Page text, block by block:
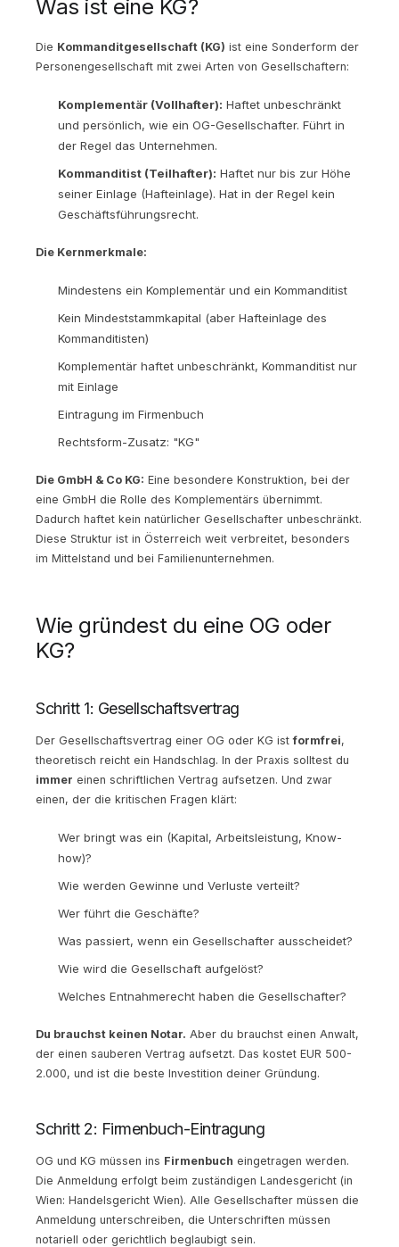
Was ist eine KG?
Die Kommanditgesellschaft (KG) ist eine Sonderform der
Personengesellschaft mit zwei Arten von Gesellschaftern:
Komplementär (Vollhafter): Haftet unbeschränkt
und persönlich, wie ein OG-Gesellschafter. Führt in
der Regel das Unternehmen.
Kommanditist (Teilhafter): Haftet nur bis zur Höhe
seiner Einlage (Hafteinlage). Hat in der Regel kein
Geschäftsführungsrecht.
Die Kernmerkmale:
Mindestens ein Komplementär und ein Kommanditist
Kein Mindeststammkapital (aber Hafteinlage des
Kommanditisten)
Komplementär haftet unbeschränkt, Kommanditist nur
mit Einlage
Eintragung im Firmenbuch
Rechtsform-Zusatz: "KG"
Die GmbH & Co KG: Eine besondere Konstruktion, bei der
eine GmbH die Rolle des Komplementärs übernimmt.
Dadurch haftet kein natürlicher Gesellschafter unbeschränkt.
Diese Struktur ist in Österreich weit verbreitet, besonders
im Mittelstand und bei Familienunternehmen.
Wie gründest du eine OG oder
KG?
Schritt 1: Gesellschaftsvertrag
Der Gesellschaftsvertrag einer OG oder KG istformfrei,
theoretisch reicht ein Handschlag. In der Praxis solltest du
immer einen schriftlichen Vertrag aufsetzen. Und zwar
einen, der die kritischen Fragen klärt:
Wer bringt was ein (Kapital, Arbeitsleistung, Know-
how)?
Wie werden Gewinne und Verluste verteilt?
Wer führt die Geschäfte?
Was passiert, wenn ein Gesellschafter ausscheidet?
Wie wird die Gesellschaft aufgelöst?
Welches Entnahmerecht haben die Gesellschafter?
Du brauchst keinen Notar. Aber du brauchst einen Anwalt,
der einen sauberen Vertrag aufsetzt. Das kostet EUR 500-
2.000, und ist die beste Investition deiner Gründung.
Schritt 2: Firmenbuch-Eintragung
OG und KG müssen ins Firmenbuch eingetragen werden.
Die Anmeldung erfolgt beim zuständigen Landesgericht (in
Wien: Handelsgericht Wien). Alle Gesellschafter müssen die
Anmeldung unterschreiben, die Unterschriften müssen
notariell oder gerichtlich beglaubigt sein.